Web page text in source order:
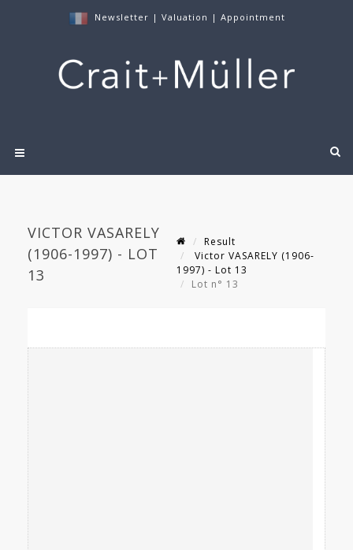
Newsletter | Valuation | Appointment
VICTOR VASARELY
(1906-1997) - LOT
13
Result
Victor VASARELY (1906-
1997) - Lot 13
Lot n° 13